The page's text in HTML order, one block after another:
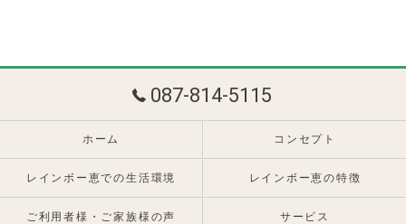
087-814-5115
ホーム コンセプト
レインボー恵での生活環境 レインボー恵の特徴
ご利用者様・ご家族様の声 サービス